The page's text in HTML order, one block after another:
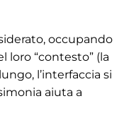
occupando
“contesto” (la
l’interfaccia si
aiuta a